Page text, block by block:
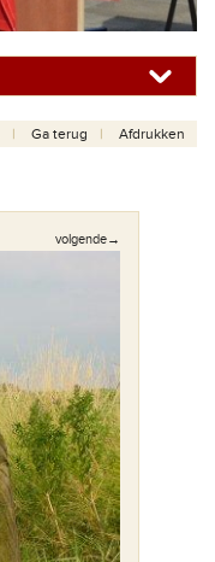
Ga terug Afdrukken
volgende→